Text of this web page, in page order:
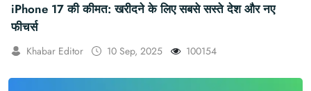
iPhone 17 की कीमत: खरीदने के लिए सबसे सस्ते देश और नए
फीचर्स
Khabar Editor 10 Sep, 2025 100154